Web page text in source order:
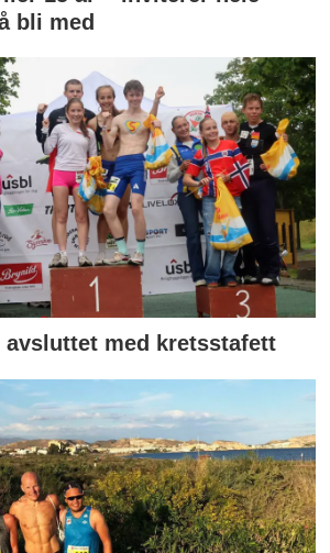
bli med
avsluttet med kretsstafett